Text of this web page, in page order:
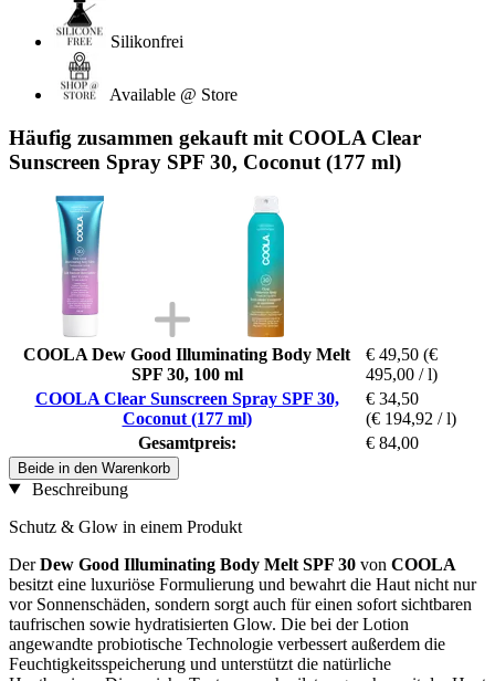
Silikonfrei
Available @ Store
Häufig zusammen gekauft mit COOLA Clear
Sunscreen Spray SPF 30, Coconut (177 ml)
COOLA Dew Good Illuminating Body Melt
SPF 30, 100 ml
€ 49,50 (€
495,00 / l)
COOLA Clear Sunscreen Spray SPF 30,
Coconut (177 ml)
€ 34,50
(€ 194,92 / l)
Gesamtpreis:
€ 84,00
Beide in den Warenkorb
Beschreibung
Schutz & Glow in einem Produkt
DerDew Good Illuminating Body Melt SPF 30 von COOLA
besitzt eine luxuriöse Formulierung und bewahrt die Haut nicht nur
vor Sonnenschäden, sondern sorgt auch für einen sofort sichtbaren
taufrischen sowie hydratisierten Glow. Die bei der Lotion
angewandte probiotische Technologie verbessert außerdem die
Feuchtigkeitsspeicherung und unterstützt die natürliche